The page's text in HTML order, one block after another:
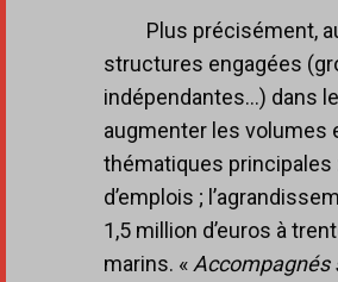
Plus précisément,
structures engagées
indépendantes…) dans
augmenter les volumes
thématiques principales
d’emplois ;
1,5 million d’euros à
marins. « Accompagnés